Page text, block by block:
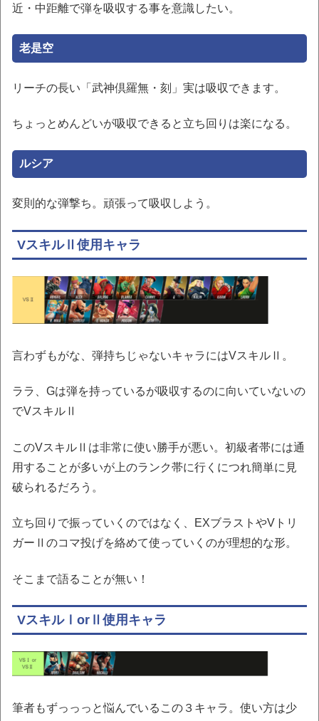
近・中距離で弾を吸収する事を意識したい。
老是空
リーチの長い「武神倶羅無・刻」実は吸収できます。
ちょっとめんどいが吸収できると立ち回りは楽になる。
ルシア
変則的な弾撃ち。頑張って吸収しよう。
VスキルⅡ使用キャラ
言わずもがな、弾持ちじゃないキャラにはVスキルⅡ。
ララ、Gは弾を持っているが吸収するのに向いていないの
でVスキルⅡ
このVスキルⅡは非常に使い勝手が悪い。初級者帯には通
用することが多いが上のランク帯に行くにつれ簡単に見
破られるだろう。
立ち回りで振っていくのではなく、EXブラストやVトリ
ガーⅡのコマ投げを絡めて使っていくのが理想的な形。
そこまで語ることが無い！
VスキルⅠorⅡ使用キャラ
筆者もずっっっと悩んでいるこの３キャラ。使い方は少